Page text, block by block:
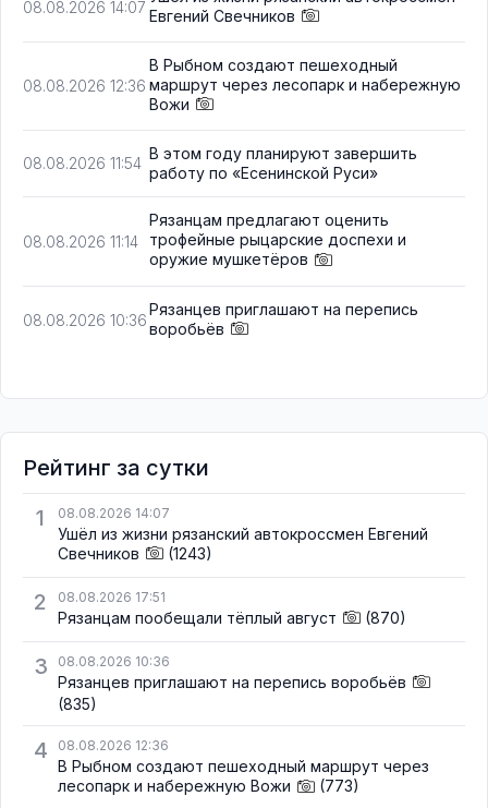
08.08.2026 14:07 Евгений Свечников
08.08.2026 12:36
В Рыбном создают пешеходный
маршрут через лесопарк и набережную
Вожи
08.08.2026 11:54
В этом году планируют завершить
работу по «Есенинской Руси»
08.08.2026 11:14
Рязанцам предлагают оценить
трофейные рыцарские доспехи и
оружие мушкетёров
08.08.2026 10:36
Рязанцев приглашают на перепись
воробьёв
Рейтинг за сутки
1
08.08.2026 14:07
Ушёл из жизни рязанский автокроссмен Евгений
Свечников
(1243)
2 08.08.2026 17:51
Рязанцам пообещали тёплый август (870)
3 08.08.2026 10:36
Рязанцев приглашают на перепись воробьёв
(835)
4 08.08.2026 12:36
В Рыбном создают пешеходный маршрут через
лесопарк и набережную Вожи
(773)